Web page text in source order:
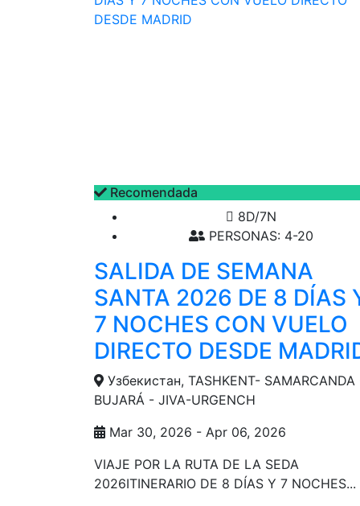
Recomendada
8D/7N
PERSONAS: 4-20
SALIDA DE SEMANA
SANTA 2026 DE 8 DÍAS
7 NOCHES CON VUELO
DIRECTO DESDE
Узбекистан, TASHKENT- SAMARCANDA
BUJARÁ - JIVA-URGENCH
Mar 30, 2026 - Apr 06, 2026
VIAJE POR LA RUTA DE LA SEDA
2026ITINERARIO DE 8 DÍAS Y 7 NOCHES...